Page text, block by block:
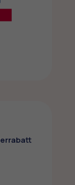
einem